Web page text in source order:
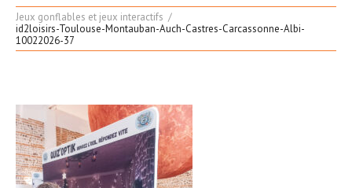
Jeux gonflables et jeux interactifs
id2loisirs-Toulouse-Montauban-Auch-Castres-Carcassonne-Albi-
10022026-37